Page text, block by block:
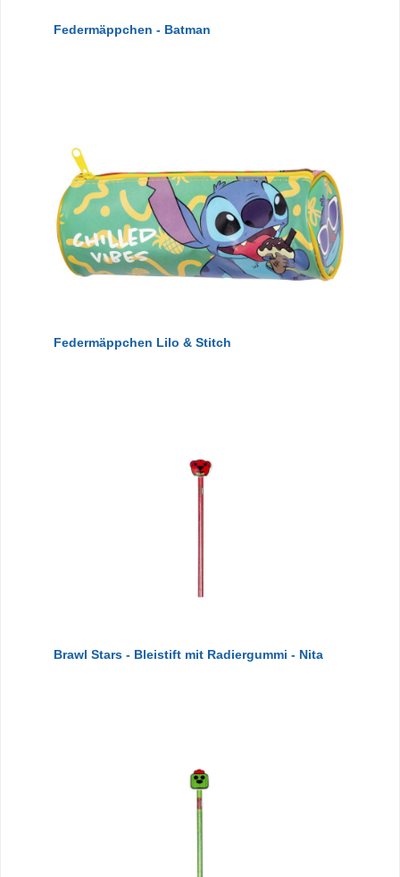
Federmäppchen - Batman
Federmäppchen Lilo & Stitch
Brawl Stars - Bleistift mit Radiergummi - Nita